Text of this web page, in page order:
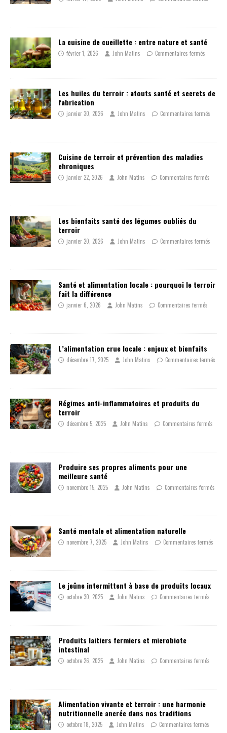
La cuisine de cueillette : entre nature et santé
février 1, 2026 John Matins Commentaires fermés
Les huiles du terroir : atouts santé et secrets de
fabrication
janvier 30, 2026 John Matins Commentaires fermés
Cuisine de terroir et prévention des maladies
chroniques
janvier 22, 2026 John Matins Commentaires fermés
Les bienfaits santé des légumes oubliés du
terroir
janvier 20, 2026 John Matins Commentaires fermés
Santé et alimentation locale : pourquoi le terroir
fait la différence
janvier 6, 2026 John Matins Commentaires fermés
L’alimentation crue locale : enjeux et bienfaits
décembre 17, 2025 John Matins Commentaires fermés
Régimes anti-inflammatoires et produits du
terroir
décembre 5, 2025 John Matins Commentaires fermés
Produire ses propres aliments pour une
meilleure santé
novembre 15, 2025 John Matins Commentaires fermés
Santé mentale et alimentation naturelle
novembre 7, 2025 John Matins Commentaires fermés
Le jeûne intermittent à base de produits locaux
octobre 30, 2025 John Matins Commentaires fermés
Produits laitiers fermiers et microbiote
intestinal
octobre 26, 2025 John Matins Commentaires fermés
Alimentation vivante et terroir : une harmonie
nutritionnelle ancrée dans nos traditions
octobre 18, 2025 John Matins Commentaires fermés